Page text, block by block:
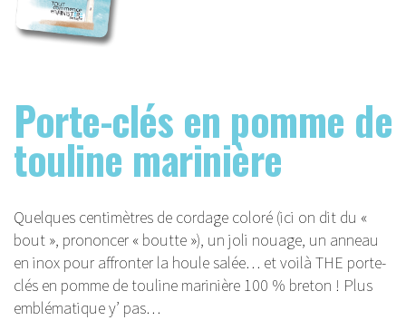
Porte-clés en pomme de
touline marinière
Quelques centimètres de cordage coloré (ici on dit du «
bout », prononcer « boutte »), un joli nouage, un anneau
en inox pour affronter la houle salée… et voilà THE porte-
clés en pomme de touline marinière 100 % breton ! Plus
emblématique y’ pas…